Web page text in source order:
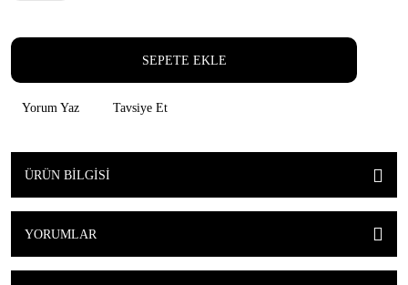
SEPETE EKLE
Yorum Yaz Tavsiye Et
ÜRÜN BILGISI
YORUMLAR